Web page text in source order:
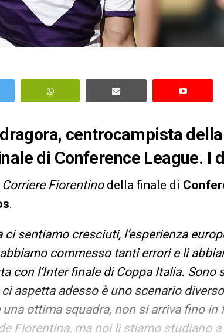
centrocampista della
di Conference League. I
Corriere Fiorentinodella finale di
.
sentiamo cresciuti, l’esperienza
commesso tanti errori e li
con l’Inter finale di Coppa Italia. Sono
aspetta adesso è uno scenario
una ottima squadra, non si arriva fino in
Fiorentina, ma noi li stiamo studiano